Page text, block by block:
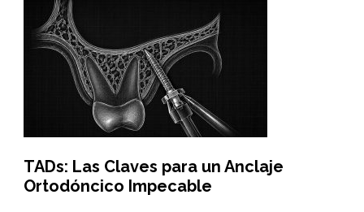
TADs: Las Claves para un Anclaje
Ortodóncico Impecable